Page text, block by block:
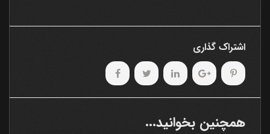
اشتراک گذاری
همچنین بخوانید...